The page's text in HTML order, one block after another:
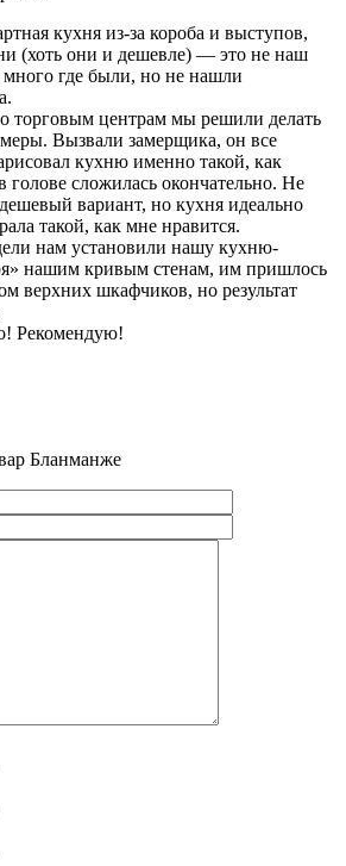
кухня из-за короба и выступов,
(хоть они и дешевле) — это не наш
где были, но не нашли
торговым центрам мы решили делать
Вызвали замерщика, он все
кухню именно такой, как
голове сложилась окончательно. Не
вариант, но кухня идеально
такой, как мне нравится.
нам установили нашу кухню-
нашим кривым стенам, им пришлось
верхних шкафчиков, но результат
Рекомендую!
Бланманже